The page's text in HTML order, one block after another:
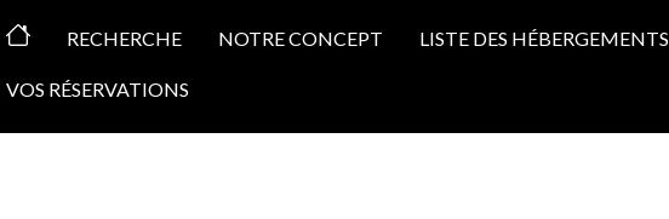
ACCUEILRECHERCHE NOTRE CONCEPT LISTE DES HÉBERGEMENTS
VOS RÉSERVATIONS